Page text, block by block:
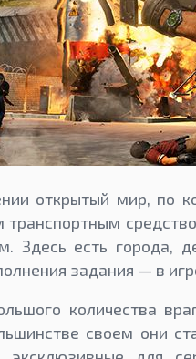
открытый мир, по
Здесь есть города,
задания — в
количества
своем они